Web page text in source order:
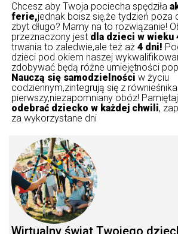
Chcesz aby Twoja pociecha spędziła
ferie,jednak boisz się,że tydzień poza
zbyt długo? Mamy na to rozwiązanie!
przeznaczony jest dla dzieci w wieku
trwania to zaledwie,ale też aż 4 dni!
dzieci pod okiem naszej
zdobywać będą różne umiejętności
Nauczą się samodzielności w życiu
codziennym,zintegrują się z
pierwszy,niezapomniany obóz!
odebrać dziecko w każdej chwili,
za wykorzystane dni